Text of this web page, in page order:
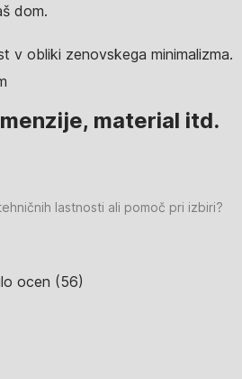
dom.
v obliki zenovskega minimalizma.
material itd.
lastnosti ali pomoč pri izbiri?
ocen (56)